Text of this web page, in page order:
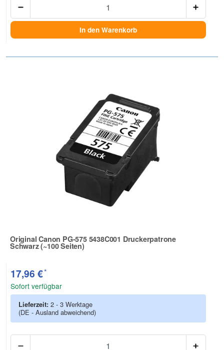
In den Warenkorb
Original Canon PG-575 5438C001 Druckerpatrone
Schwarz (~100 Seiten)
Zur Artikelbewertung
17,96 €*
Sofort verfügbar
Lieferzeit: 2 - 3 Werktage
(DE - Ausland abweichend)